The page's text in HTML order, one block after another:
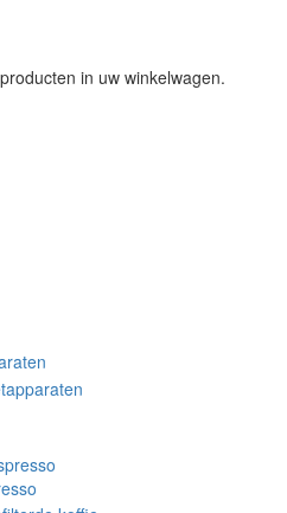
in uw winkelwagen.